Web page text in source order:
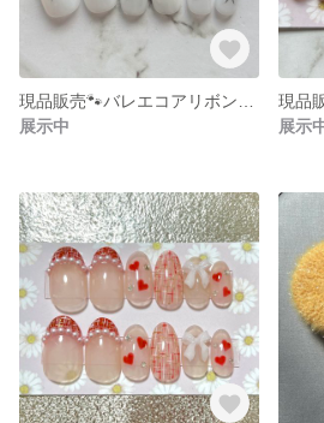
展示中
展示